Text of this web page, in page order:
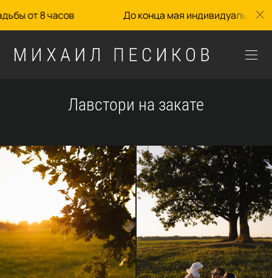
от 8 часов До конца мая индивидуальные
Лавстори на закате